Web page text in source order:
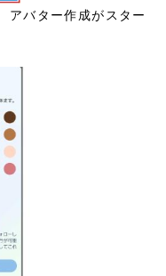
アバター作成がスター